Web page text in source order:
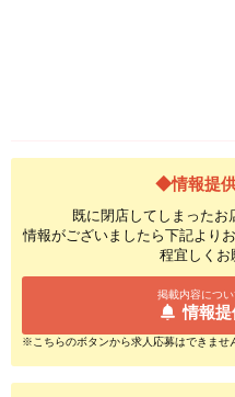
◆情報提
既に閉店してしまったお
情報がございましたら下記より
程宜しくお
掲載内容につ
情報
※こちらのボタンから求人応募はできませ